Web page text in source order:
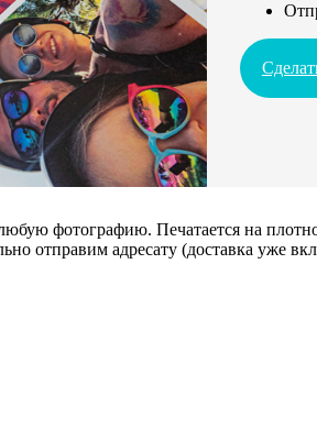
фотографию. Печатается на
отправим адресату (доставка уже